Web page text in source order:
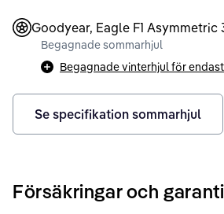
Goodyear, Eagle F1 Asymmetric
Begagnade sommarhjul
Begagnade vinterhjul för endast
Se specifikation sommarhjul
Försäkringar och